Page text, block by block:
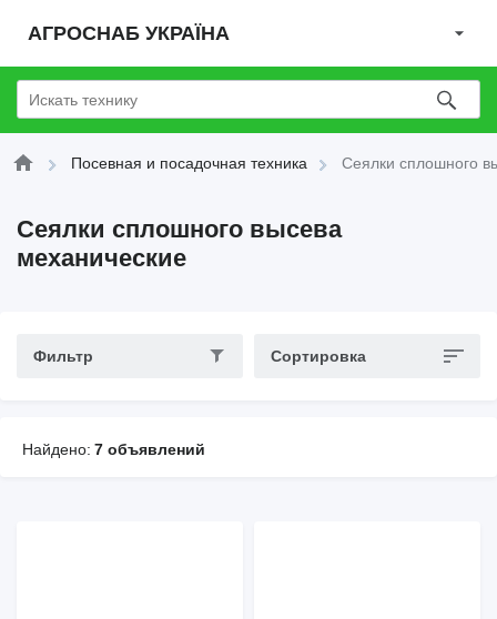
АГРОСНАБ УКРАЇНА
Посевная и посадочная техника Сеялки сплошного
Сеялки сплошного высева
механические
Фильтр Сортировка
Найдено: 7 объявлений